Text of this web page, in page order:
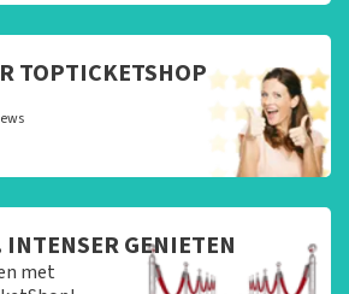
TOPTICKETSHOP
GENIETEN
met